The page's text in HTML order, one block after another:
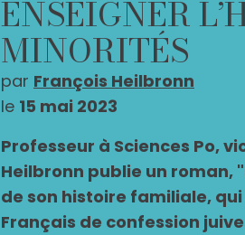
ENSEIGNER
MINORITÉS
par François Heilbronn
le 15 mai 2023
Professeur à Sciences Po,
Heilbronn publie un roman,
de son histoire familiale,
Français de confession